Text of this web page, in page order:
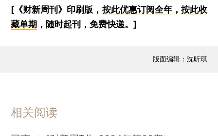
[《财新周刊》印刷版， 按此优惠订阅全年， 按此收
藏单期 ，随时起刊，免费快递。]
版面编辑：沈昕琪
相关阅读